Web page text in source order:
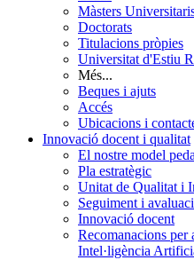
Màsters
Doctorats
Titulacions pròpies
Universitat d'Estiu
Més...
Beques i ajuts
Accés
Ubicacions i
Innovació docent i qualitat
El nostre model
Pla estratègic
Unitat de Qualitat i
Seguiment i
Innovació docent
Recomanacions per
Intel·ligència